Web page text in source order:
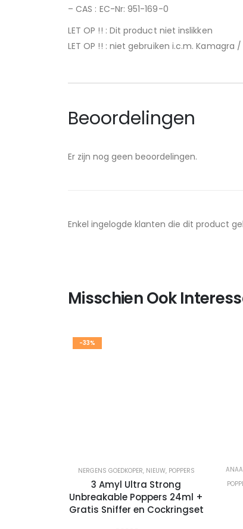
– CAS : EC-Nr: 951-169-0
LET OP !! : Dit product niet inslikken
LET OP !! : niet gebruiken i.c.m.
Beoordelingen
Er zijn nog geen beoordelingen.
Enkel ingelogde klanten die dit product
Misschien Ook
-33%
NERGENS GOEDKOPER, NIEUW, POPPERS
3 Amyl Ultra Strong
Unbreakable Poppers 24ml +
Gratis Sniffer en Cockringset